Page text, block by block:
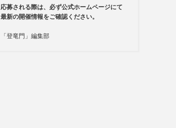
応募される際は、必ず公式ホームページにて
最新の開催情報をご確認ください。
「登竜門」編集部